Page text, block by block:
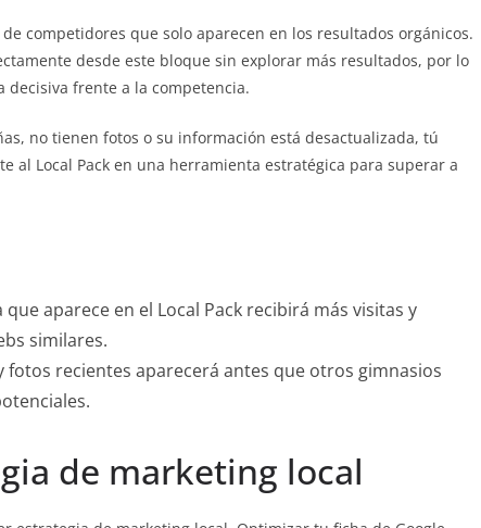
competidores que solo aparecen en los resultados orgánicos.
desde este bloque sin explorar más resultados, por lo
frente a la competencia.
no tienen fotos o su información está desactualizada, tú
al Local Pack en una herramienta estratégica para superar a
aparece en el Local Pack recibirá más visitas y
similares.
fotos recientes aparecerá antes que otros gimnasios
de marketing local